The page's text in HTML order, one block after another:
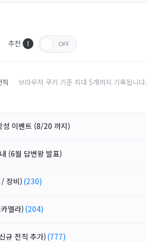
추천
브라우저 쿠키 기준 최대 5개까지 기록됩니다.
성 이벤트 (8/20 까지)
(6월 답변왕 발표)
장비) (230)
엘라) (204)
규 전직 추가) (777)